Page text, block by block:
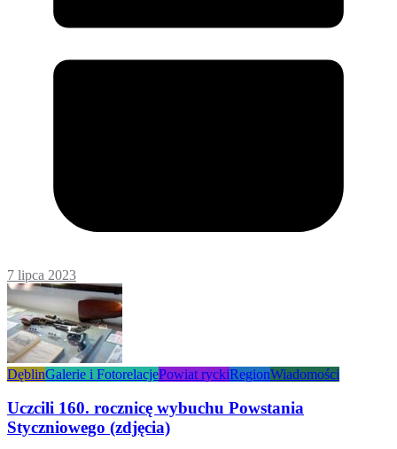
7 lipca 2023
DęblinGalerie i FotorelacjePowiat ryckiRegionWiadomości
Uczcili 160. rocznicę wybuchu Powstania
Styczniowego (zdjęcia)